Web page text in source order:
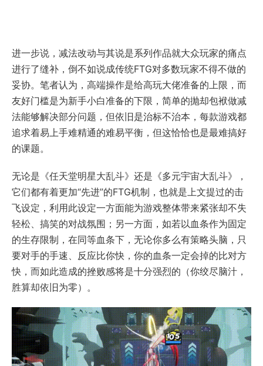
进一步说，减法改动与其说是系列作品就大众玩家的痛点
进行了缝补，倒不如说成传统FTG对多数玩家不得不做的
妥协。笔者认为，高端操作是给高玩大佬准备的上限，而
友好门槛是为新手小白准备的下限，简单的抛却包袱做减
法能够解决部分问题，但依旧是治标不治本，每款游戏都
追求着易上手难精通的难易平衡，但这恰恰也是最难搞好
的课题。
无论是《任天堂明星大乱斗》还是《多元宇宙大乱斗》，
它们都有着更加“先进”的FTG机制，也就是上文提过的击
飞设定，利用此设定一方面能为游戏整体带来紧张却不失
轻松、搞笑的对战氛围；另一方面，如若以血条作为固定
的生存限制，在同等血条下，无论你多么有策略头脑，只
要对手的手速、反应比你快，你的血条一定会掉的比对方
快，而如此造成的挫败感将是十分强烈的（你绞尽脑汁，
胜算却依旧为零）。